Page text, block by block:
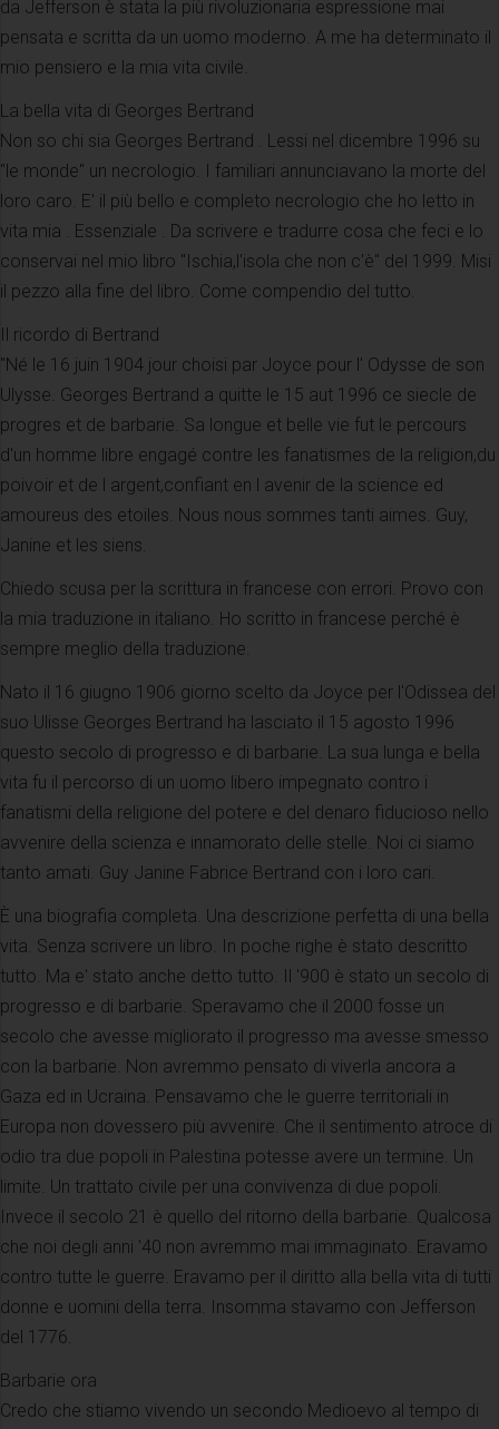
da Jefferson è stata la più rivoluzionaria espressione mai
pensata e scritta da un uomo moderno. A me ha determinato il
mio pensiero e la mia vita civile.
La bella vita di Georges Bertrand
Non so chi sia Georges Bertrand . Lessi nel dicembre 1996 su
"le monde" un necrologio. I familiari annunciavano la morte del
loro caro. E' il più bello e completo necrologio che ho letto in
vita mia . Essenziale . Da scrivere e tradurre cosa che feci e lo
conservai nel mio libro "Ischia,l'isola che non c'è" del 1999. Misi
il pezzo alla fine del libro. Come compendio del tutto.
Il ricordo di Bertrand
"Né le 16 juin 1904 jour choisi par Joyce pour l' Odysse de son
Ulysse. Georges Bertrand a quitte le 15 aut 1996 ce siecle de
progres et de barbarie. Sa longue et belle vie fut le percours
d'un homme libre engagé contre les fanatismes de la religion,du
poivoir et de l argent,confiant en l avenir de la science ed
amoureus des etoiles. Nous nous sommes tanti aimes. Guy,
Janine et les siens.
Chiedo scusa per la scrittura in francese con errori. Provo con
la mia traduzione in italiano. Ho scritto in francese perché è
sempre meglio della traduzione.
Nato il 16 giugno 1906 giorno scelto da Joyce per l'Odissea del
suo Ulisse Georges Bertrand ha lasciato il 15 agosto 1996
questo secolo di progresso e di barbarie. La sua lunga e bella
vita fu il percorso di un uomo libero impegnato contro i
fanatismi della religione del potere e del denaro fiducioso nello
avvenire della scienza e innamorato delle stelle. Noi ci siamo
tanto amati. Guy Janine Fabrice Bertrand con i loro cari.
È una biografia completa. Una descrizione perfetta di una bella
vita. Senza scrivere un libro. In poche righe è stato descritto
tutto. Ma e' stato anche detto tutto. Il '900 è stato un secolo di
progresso e di barbarie. Speravamo che il 2000 fosse un
secolo che avesse migliorato il progresso ma avesse smesso
con la barbarie. Non avremmo pensato di viverla ancora a
Gaza ed in Ucraina. Pensavamo che le guerre territoriali in
Europa non dovessero più avvenire. Che il sentimento atroce di
odio tra due popoli in Palestina potesse avere un termine. Un
limite. Un trattato civile per una convivenza di due popoli.
Invece il secolo 21 è quello del ritorno della barbarie. Qualcosa
che noi degli anni '40 non avremmo mai immaginato. Eravamo
contro tutte le guerre. Eravamo per il diritto alla bella vita di tutti
donne e uomini della terra. Insomma stavamo con Jefferson
del 1776.
Barbarie ora
Credo che stiamo vivendo un secondo Medioevo al tempo di